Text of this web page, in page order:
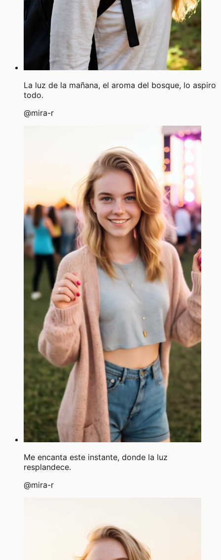
La luz de la mañana, el aroma del bosque, lo aspiro
todo.
@mira-r
Me encanta este instante, donde la luz
resplandece.
@mira-r